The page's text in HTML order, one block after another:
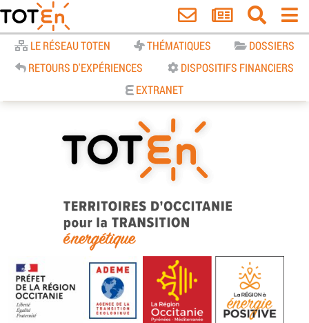
LE RÉSEAU TOTEN THÉMATIQUES
DOSSIERS
RETOURS D'EXPÉRIENCES
DISPOSITIFS FINANCIERS
EXTRANET
TOTEn Occitanie | Territoires
d’Occitanie pour la Transition
Energétique